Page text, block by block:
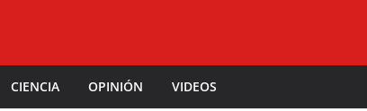
CIENCIA OPINIÓN VIDEOS